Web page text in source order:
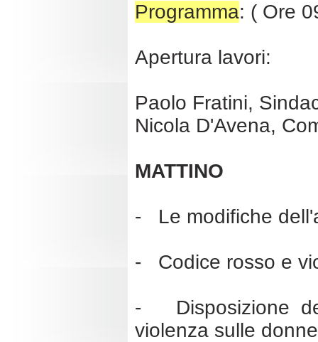
Programma: ( Ore
Apertura lavori:
Paolo Fratini,
Nicola D'Avena,
MATTINO
- Le modifiche
- Codice rosso e
- Disposizione
violenza sulle donne